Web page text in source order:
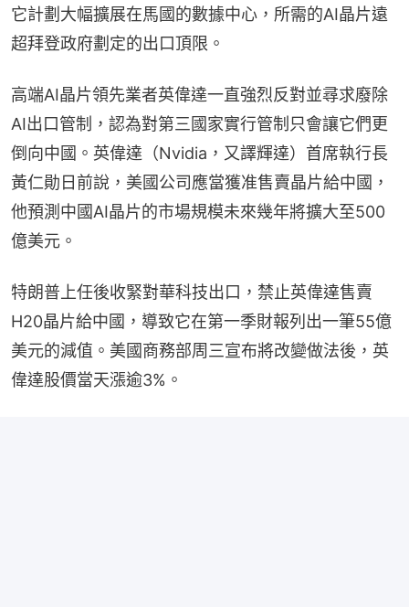
它計劃大幅擴展在馬國的數據中心，所需的AI晶片遠
超拜登政府劃定的出口頂限。
高端AI晶片領先業者英偉達一直強烈反對並尋求廢除
AI出口管制，認為對第三國家實行管制只會讓它們更
倒向中國。英偉達（Nvidia，又譯輝達）首席執行長
黃仁勛日前說，美國公司應當獲准售賣晶片給中國，
他預測中國AI晶片的市場規模未來幾年將擴大至500
億美元。
特朗普上任後收緊對華科技出口，禁止英偉達售賣
H20晶片給中國，導致它在第一季財報列出一筆55億
美元的減值。美國商務部周三宣布將改變做法後，英
偉達股價當天漲逾3%。